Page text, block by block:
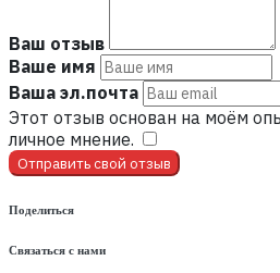
Ваш отзыв
Ваше имя
Ваша эл.почта
Этот отзыв основан на моём
личное мнение.
Отправить свой отзыв
Поделиться
Связаться с нами